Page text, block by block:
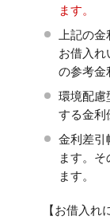
ます。
上記の金
お借入れ
の参考金
環境配慮
する金利
金利差引
ます。
ます。
【お借入れ